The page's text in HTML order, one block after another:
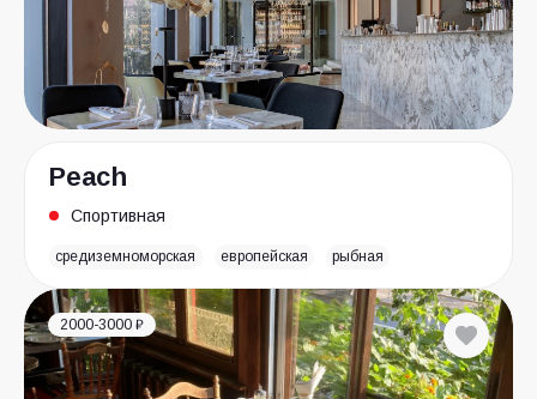
Peach
Спортивная
средиземноморская европейская рыбная
2000-3000 ₽